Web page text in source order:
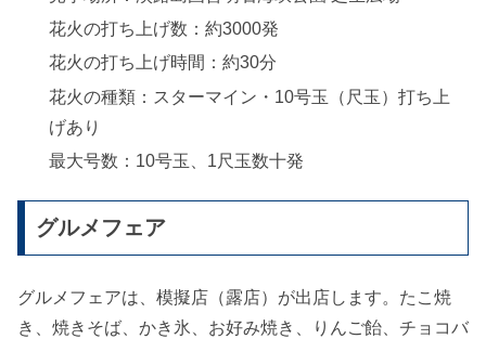
花火の打ち上げ数：約3000発
花火の打ち上げ時間：約30分
花火の種類：スターマイン・10号玉（尺玉）打ち上
げあり
最大号数：10号玉、1尺玉数十発
グルメフェア
グルメフェアは、模擬店（露店）が出店します。たこ焼
き、焼きそば、かき氷、お好み焼き、りんご飴、チョコバ